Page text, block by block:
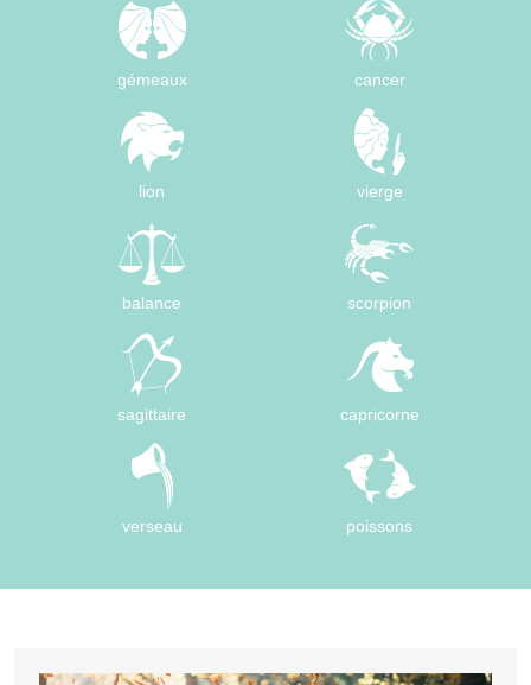
gémeaux cancer
lion vierge
balance scorpion
sagittaire capricorne
verseau poissons